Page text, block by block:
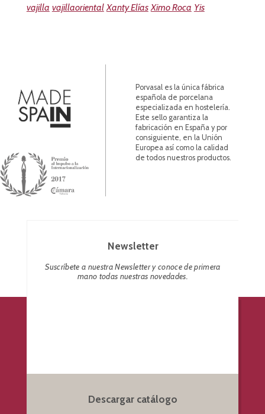
vajilla vajillaoriental Xanty Elías Ximo Roca Yis
Porvasal es la única fábrica
española de porcelana
especializada en hostelería.
Este sello garantiza la
fabricación en España y por
consiguiente, en la Unión
Europea así como la calidad
de todos nuestros productos.
Newsletter
Suscríbete a nuestra Newsletter y conoce de primera
mano todas nuestras novedades.
Descargar catálogo